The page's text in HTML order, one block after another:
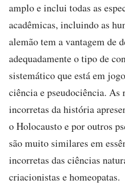
amplo e inclui todas as
acadêmicas, incluindo as
alemão tem a vantagem de
adequadamente o tipo de
sistemático que está em
ciência e pseudociência. As
incorretas da história
o Holocausto e por outros
são muito similares em
incorretas das ciências
criacionistas e homeopatas.